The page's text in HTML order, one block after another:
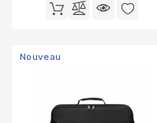
Nouveau